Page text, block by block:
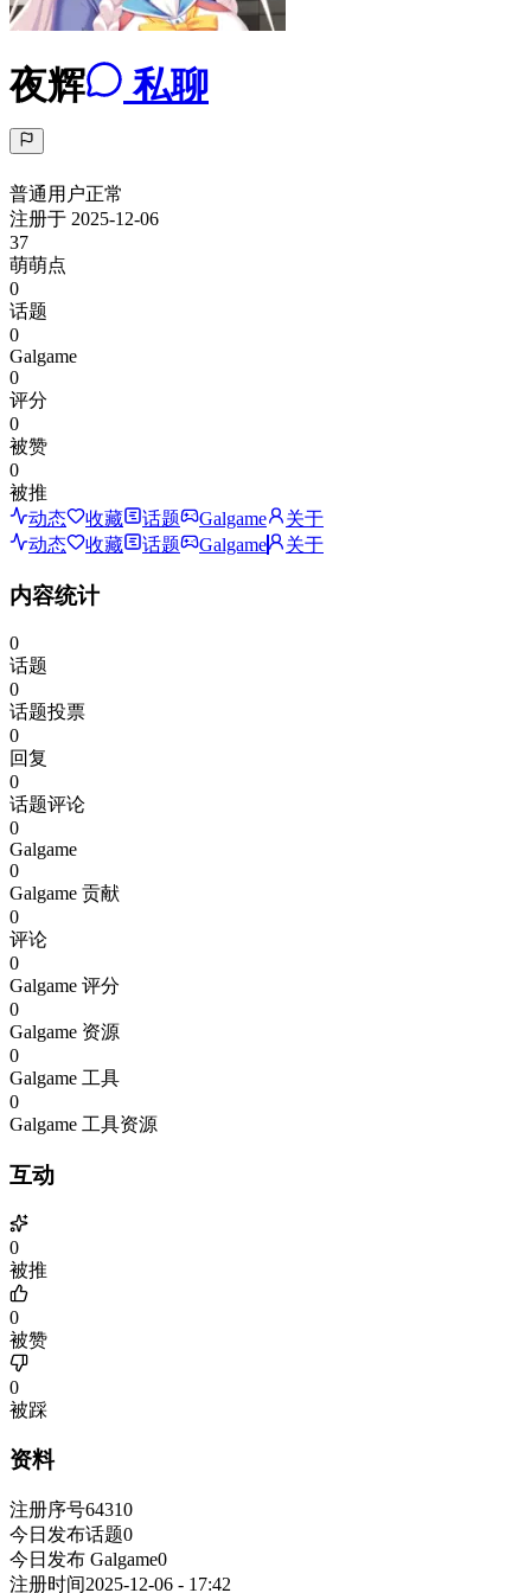
夜辉 私聊
普通用户正常
注册于 2025-12-06
37
萌萌点
0
话题
0
Galgame
0
评分
0
被赞
0
被推
动态
收藏 话题 Galgame
关于
动态
收藏 话题 Galgame 关于
内容统计
0
话题
0
话题投票
0
回复
0
话题评论
0
Galgame
0
Galgame 贡献
0
评论
0
Galgame 评分
0
Galgame 资源
0
Galgame 工具
0
Galgame 工具资源
互动
0
被推
0
被赞
0
被踩
资料
注册序号64310
今日发布话题0
今日发布 Galgame0
注册时间2025-12-06 - 17:42